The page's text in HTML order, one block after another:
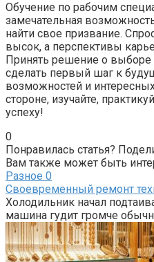
Обучение по рабочим
замечательная
найти свое призвание.
высок, а перспективы
Принять решение о выборе
сделать первый шаг к
возможностей и
стороне, изучайте,
успеху!
0
Понравилась статья?
Вам также может быть
Разное 0
Своевременный ремонт
Холодильник начал
машина гудит громче